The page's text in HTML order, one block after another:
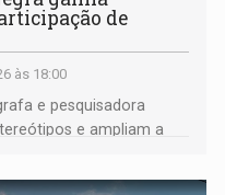
de
às 18:00
e pesquisadora
e ampliam a